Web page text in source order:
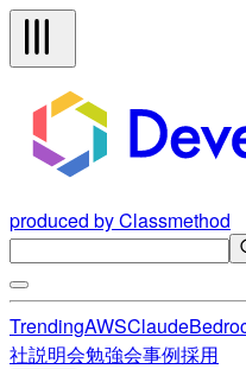
produced by Classmethod
TrendingAWSClaude
社説明会勉強会事例採用